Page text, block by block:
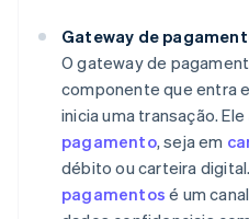
Gateway de
O gateway de
componente que entra
inicia uma transação. Ele
pagamento, seja em
débito ou carteira
pagamentos é um